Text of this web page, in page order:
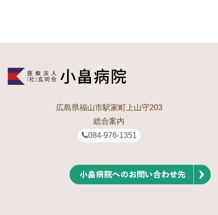
広島県福山市駅家町上山守203
総合案内
084-976-1351